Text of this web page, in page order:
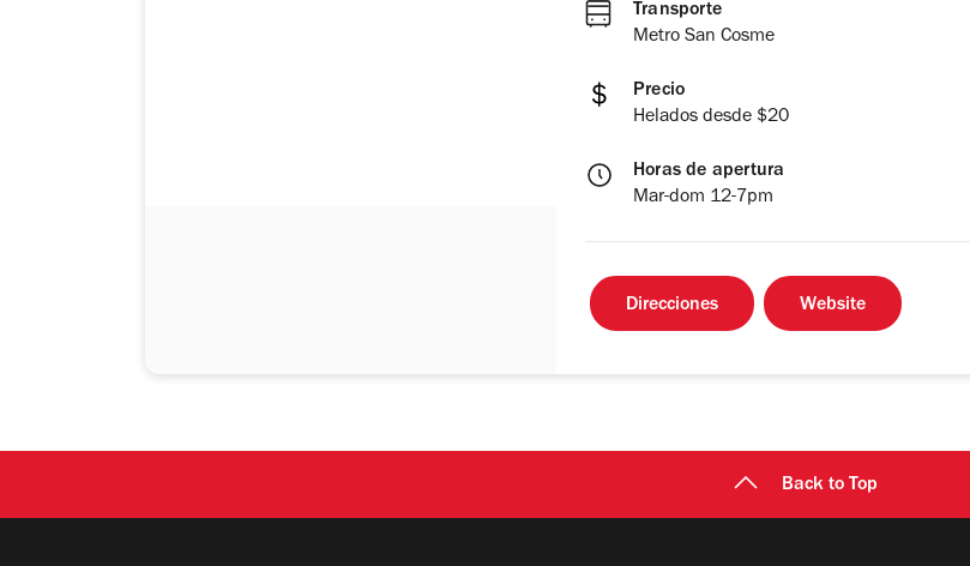
Transporte
Metro San Cosme
Precio
Helados desde $20
Horas de apertura
Mar-dom 12-7pm
Direcciones Website
Back to Top